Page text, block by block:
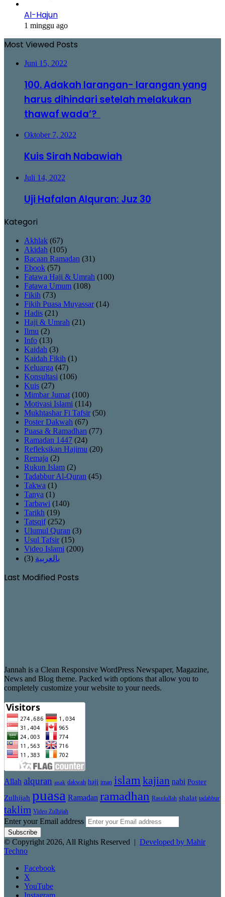
Al-Hajun
1 minggu ago
Most Viewed Posts
Juni 15, 2022
100. Adakah larangan- larangan yang
harus dihindari setelah melakukan
thawaf wada’?
Oktober 7, 2022
Kuis Sirah Nabawiah
Juli 14, 2022
Uji Hafalan Alquran: Juz 30
Kategori
Akhlak (67)
Akidah (105)
Bacaan Ramadan (31)
Ebook (57)
Fatawa Haji & Umrah (100)
Fatawa Umum (108)
Fikih (73)
Fikih Puasa Muyassar (14)
Hadis (21)
Haji & Umrah (21)
Ilmu (2)
Info (13)
Kaidah (3)
Kaidah Fikih (1)
Keluarga (47)
Konsultasi (106)
Kuis (27)
Mimbar Jumat (100)
Motivasi Islami (114)
Mukhtashar Fi Tafsir (50)
Poster Dakwah (67)
Puasa & Ramadhan (77)
Ramadan 1447 (24)
Refleksikan Hajimu (20)
Remaja (2)
Rukun Islam (2)
Tadabbur Al-Quran (45)
Takwa (1)
Tanya (1)
Tarbawi (140)
Tarikh (19)
Tatsqif(252)
Ulumul Quran (3)
Usul Tafsir (15)
Video Islami (200)
بالعربية (3)
Last Modified Posts
Jannah is a Clean Responsive WordPress Newspaper, Magazine,
News and Blog theme. Packed with options that allow you to
completely customize your website to your needs.
Allah alquran anak dakwah haji iman islam kajian nabi Poster
Zulhijah puasa Ramadan ramadhan Rasulullah shalat tadabbur
taklim Video Zulhijah
Enter your Email address
© Copyright 2026, All Rights Reserved | Developed by Mahir
Techno
Facebook
X
YouTube